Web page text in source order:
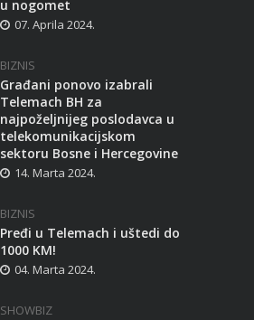
u nogomet
07. Aprila 2024.
BIZNIS
Građani ponovo izabrali
Telemach BH za
najpoželjnijeg poslodavca u
telekomunikacijskom
sektoru Bosne i Hercegovine
14. Marta 2024.
BIZNIS
Pređi u Telemach i uštedi do
1000 KM!
04. Marta 2024.
SHOWBIZ